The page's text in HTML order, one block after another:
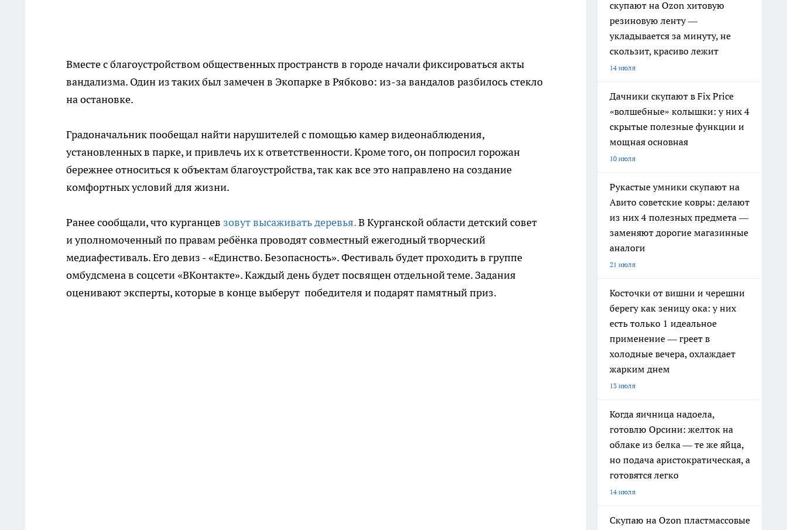
Вместе с благоустройством общественных пространств в городе начали фиксироваться акты
вандализма. Один из таких был замечен в Экопарке в Рябково: из-за вандалов разбилось стекло
на остановке.
Градоначальник пообещал найти нарушителей с помощью камер видеонаблюдения,
установленных в парке, и привлечь их к ответственности. Кроме того, он попросил горожан
бережнее относиться к объектам благоустройства, так как все это направлено на создание
комфортных условий для жизни.
Ранее сообщали, что курганцев зовут высаживать деревья.В Курганской области детский совет
и уполномоченный по правам ребёнка проводят совместный ежегодный творческий
медиафестиваль. Его девиз - «Единство. Безопасность». Фестиваль будет проходить в группе
омбудсмена в соцсети «ВКонтакте». Каждый день будет посвящен отдельной теме. Задания
оценивают эксперты, которые в конце выберут победителя и подарят памятный приз.
скупают на Ozon хитовую
резиновую ленту —
укладывается за минуту, не
скользит, красиво лежит
14 июля
Дачники скупают в Fix Price
«волшебные» колышки: у них 4
скрытые полезные функции и
мощная основная
10 июля
Рукастые умники скупают на
Авито советские ковры: делают
из них 4 полезных предмета —
заменяют дорогие магазинные
аналоги
21 июля
Косточки от вишни и черешни
берегу как зеницу ока: у них
есть только 1 идеальное
применение — греет в
холодные вечера, охлаждает
жарким днем
13 июля
Когда яичница надоела,
готовлю Орсини: желток на
облаке из белка — те же яйца,
но подача аристократическая, а
готовятся легко
14 июля
Скупаю на Ozon пластмассовые